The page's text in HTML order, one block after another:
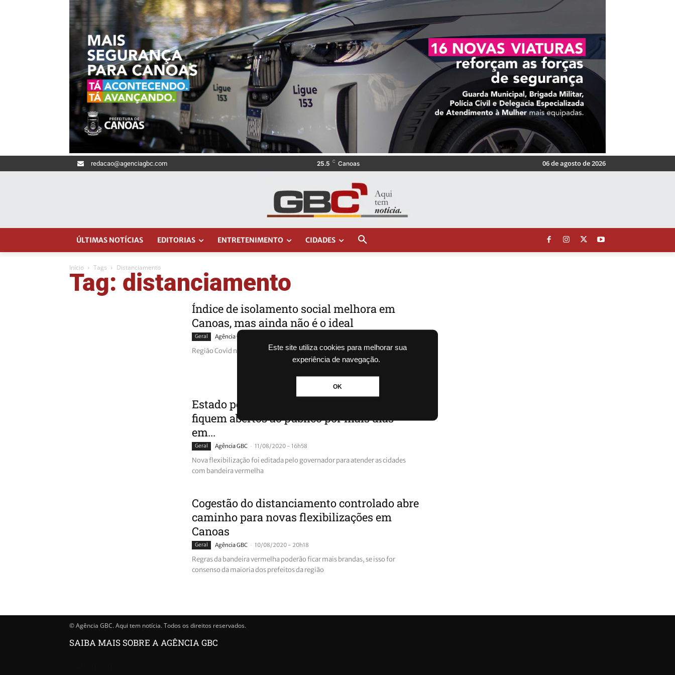
Este site utiliza cookies para melhorar sua
experiência de navegação.
OK
redacao@agenciagbc.com 25.5 C Canoas 06 de agosto de 2026
ÚLTIMAS NOTÍCIAS EDITORIAS ENTRETENIMENTO CIDADES
Início Tags Distanciamento
Tag: distanciamento
Índice de isolamento social melhora em
Canoas, mas ainda não é o ideal
Geral Agência GBC
Região Covid não está entre as melhores colocadas no ranking estadual
Estado permite que lojas e restaurantes
fiquem abertos ao público por mais dias
em...
Geral Agência GBC - 11/08/2020 - 16h58
Nova flexibilização foi editada pelo governador para atender as cidades
com bandeira vermelha
Cogestão do distanciamento controlado abre
caminho para novas flexibilizações em
Canoas
Geral Agência GBC - 10/08/2020 - 20h18
Regras da bandeira vermelha poderão ficar mais brandas, se isso for
consenso da maioria dos prefeitos da região
© Agência GBC. Aqui tem notícia. Todos os direitos reservados.
SAIBA MAIS SOBRE A AGÊNCIA GBC